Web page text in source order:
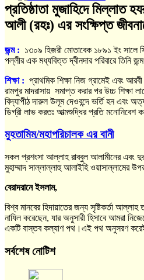
প্রতিষ্ঠাতা মুজাহিদে মিল্লাত
আলী (রহঃ) এর সংক্ষিপ্ত
জন্ম : ১৩০৯ হিজরী মোতাবেক ১৮৯১ ইং সালে
পল্লীর এক মধ্যবিত্ত দ্বীনদার পরিবারে তিনি
শিক্ষা: প্রাথমিক শিক্ষা নিজ গ্রামেই এবং
রামপুর মাদরাসায় সমাপ্ত করার পর উচ্চ শিক্ষা
বিদ্যাপীঠ দারুল উলূম দেওবন্দে ভর্তি হন এবং
ডিগ্রী লাভ করতঃ আত্মশুদ্ধির প্রতি মনোনিবেশ
মুহতামিম/মহাপরিচালক এর বানী
সকল প্রশংসা আল্লাহ রাব্বুল আলামীনের এবং
মুহাম্মাদ সাল্লাল্লাহু আলাইহি ওয়াসাল্লামের
বেরাদরানে ইসলাম,
বিশ্ব মানবের হিদায়াতের জন্য সৃষ্টিকর্তা আল্লাহ
নাযিল করেছেন, যার অনুসারী হিসাবে আমরা
একটি বাস্তব কল্যাণ পথ।এই পথ অনুসরণ
সর্বশেষ নোটিশ